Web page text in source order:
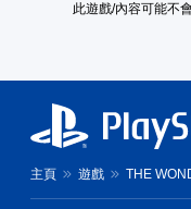
此遊戲/內容可能不
主頁 遊戲 THE